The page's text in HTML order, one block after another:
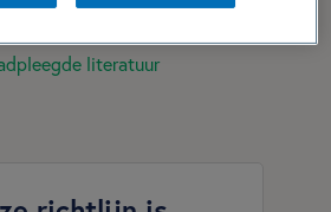
literatuur